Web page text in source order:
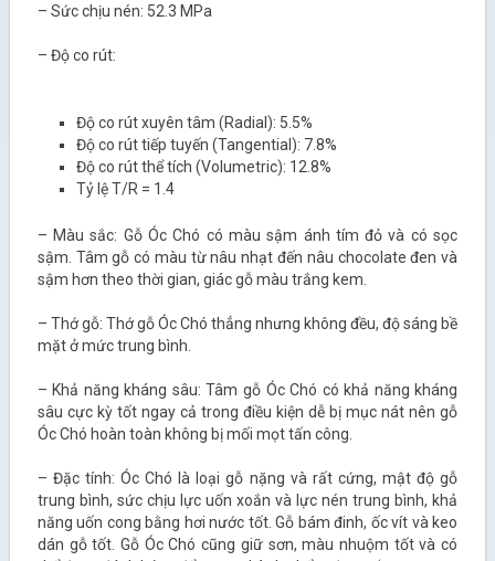
– Sức chịu nén: 52.3 MPa
– Độ co rút:
Độ co rút xuyên tâm (Radial): 5.5%
Độ co rút tiếp tuyến (Tangential): 7.8%
Độ co rút thể tích (Volumetric): 12.8%
Tỷ lệ T/R = 1.4
– Màu sắc: Gỗ Óc Chó có màu sậm ánh tím đỏ và có sọc
sậm. Tâm gỗ có màu từ nâu nhạt đến nâu chocolate đen và
sậm hơn theo thời gian, giác gỗ màu trắng kem.
– Thớ gỗ: Thớ gỗ Óc Chó thẳng nhưng không đều, độ sáng bề
mặt ở mức trung bình.
– Khả năng kháng sâu: Tâm gỗ Óc Chó có khả năng kháng
sâu cực kỳ tốt ngay cả trong điều kiện dễ bị mục nát nên gỗ
Óc Chó hoàn toàn không bị mối mọt tấn công.
– Đặc tính: Óc Chó là loại gỗ nặng và rất cứng, mật độ gỗ
trung bình, sức chịu lực uốn xoắn và lực nén trung bình, khả
năng uốn cong bằng hơi nước tốt. Gỗ bám đinh, ốc vít và keo
dán gỗ tốt. Gỗ Óc Chó cũng giữ sơn, màu nhuộm tốt và có